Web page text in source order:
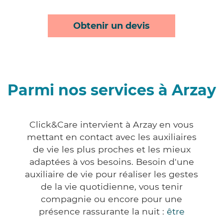
Obtenir un devis
Parmi nos services à Arzay
Click&Care intervient à Arzay en vous
mettant en contact avec les auxiliaires
de vie les plus proches et les mieux
adaptées à vos besoins. Besoin d'une
auxiliaire de vie pour réaliser les gestes
de la vie quotidienne, vous tenir
compagnie ou encore pour une
présence rassurante la nuit : être